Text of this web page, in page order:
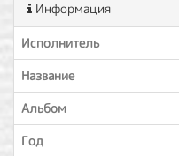
Информация
Исполнитель
Название
Альбом
Год